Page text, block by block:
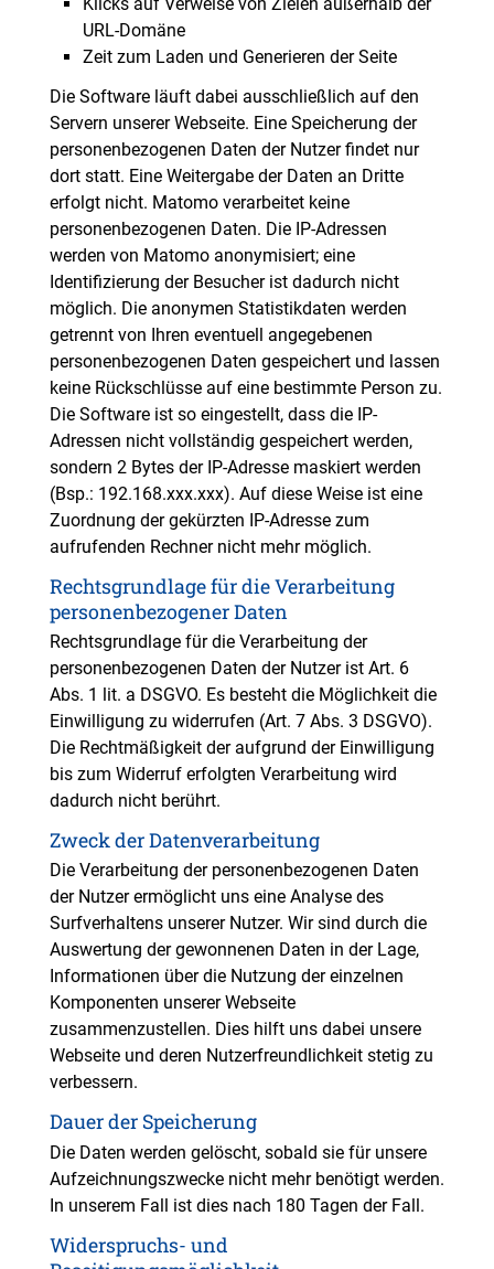
URL-Domäne
Zeit zum Laden und Generieren der Seite
Die Software läuft dabei ausschließlich auf den
Servern unserer Webseite. Eine Speicherung der
personenbezogenen Daten der Nutzer findet nur
dort statt. Eine Weitergabe der Daten an Dritte
erfolgt nicht. Matomo verarbeitet keine
personenbezogenen Daten. Die IP-Adressen
werden von Matomo anonymisiert; eine
Identifizierung der Besucher ist dadurch nicht
möglich. Die anonymen Statistikdaten werden
getrennt von Ihren eventuell angegebenen
personenbezogenen Daten gespeichert und lassen
keine Rückschlüsse auf eine bestimmte Person zu.
Die Software ist so eingestellt, dass die IP-
Adressen nicht vollständig gespeichert werden,
sondern 2 Bytes der IP-Adresse maskiert werden
(Bsp.: 192.168.xxx.xxx). Auf diese Weise ist eine
Zuordnung der gekürzten IP-Adresse zum
aufrufenden Rechner nicht mehr möglich.
Rechtsgrundlage für die Verarbeitung
personenbezogener Daten
Rechtsgrundlage für die Verarbeitung der
personenbezogenen Daten der Nutzer ist Art. 6
Abs. 1 lit. a DSGVO. Es besteht die Möglichkeit die
Einwilligung zu widerrufen (Art. 7 Abs. 3 DSGVO).
Die Rechtmäßigkeit der aufgrund der Einwilligung
bis zum Widerruf erfolgten Verarbeitung wird
dadurch nicht berührt.
Zweck der Datenverarbeitung
Die Verarbeitung der personenbezogenen Daten
der Nutzer ermöglicht uns eine Analyse des
Surfverhaltens unserer Nutzer. Wir sind durch die
Auswertung der gewonnenen Daten in der Lage,
Informationen über die Nutzung der einzelnen
Komponenten unserer Webseite
zusammenzustellen. Dies hilft uns dabei unsere
Webseite und deren Nutzerfreundlichkeit stetig zu
verbessern.
Dauer der Speicherung
Die Daten werden gelöscht, sobald sie für unsere
Aufzeichnungszwecke nicht mehr benötigt werden.
In unserem Fall ist dies nach 180 Tagen der Fall.
Widerspruchs- und